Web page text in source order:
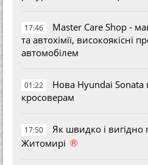
17:46
Master Care Shop -
та автохімії, високоякісні
автомобілем
01:22
Нова Hyundai Sonata
кросоверам
17:50
Як швидко і вигідно
Житомирі ®